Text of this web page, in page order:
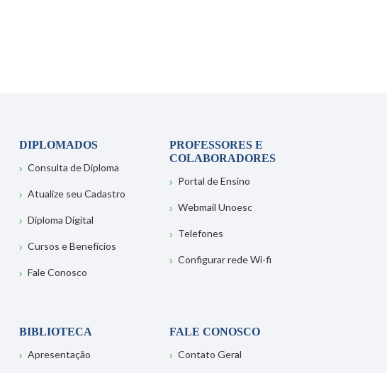
DIPLOMADOS
Consulta de Diploma
Atualize seu Cadastro
Diploma Digital
Cursos e Benefícios
Fale Conosco
PROFESSORES E
COLABORADORES
Portal de Ensino
Webmail Unoesc
Telefones
Configurar rede Wi-fi
BIBLIOTECA
Apresentação
FALE CONOSCO
Contato Geral